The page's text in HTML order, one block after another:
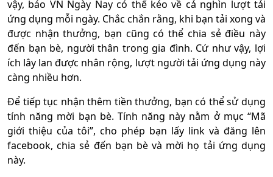
vậy, báo VN Ngày Nay có thể kéo về cả nghìn lượt tải
ứng dụng mỗi ngày. Chắc chắn rằng, khi bạn tải xong và
được nhận thưởng, bạn cũng có thể chia sẻ điều này
đến bạn bè, người thân trong gia đình. Cứ như vậy, lợi
ích lây lan được nhân rộng, lượt người tải ứng dụng này
càng nhiều hơn.
Để tiếp tục nhận thêm tiền thưởng, bạn có thể sử dụng
tính năng mời bạn bè. Tính năng này nằm ở mục “Mã
giới thiệu của tôi”, cho phép bạn lấy link và đăng lên
facebook, chia sẻ đến bạn bè và mời họ tải ứng dụng
này.